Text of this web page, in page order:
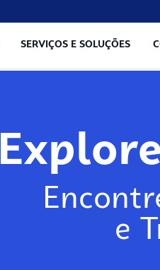
SERVIÇOS E SOLUÇÕES
Explore
e